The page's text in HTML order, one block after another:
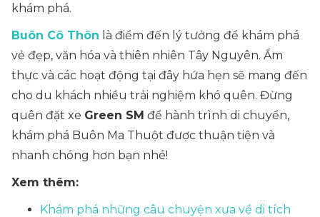
khám phá.
Buôn Cô Thôn là điểm đến lý tưởng để khám phá
vẻ đẹp, văn hóa và thiên nhiên Tây Nguyên. Ẩm
thực và các hoạt động tại đây hứa hẹn sẽ mang đến
cho du khách nhiều trải nghiệm khó quên. Đừng
quên đặt xe Green SM để hành trình di chuyển,
khám phá Buôn Ma Thuột được thuận tiện và
nhanh chóng hơn bạn nhé!
Xem thêm:
Khám phá những câu chuyện xưa về di tích